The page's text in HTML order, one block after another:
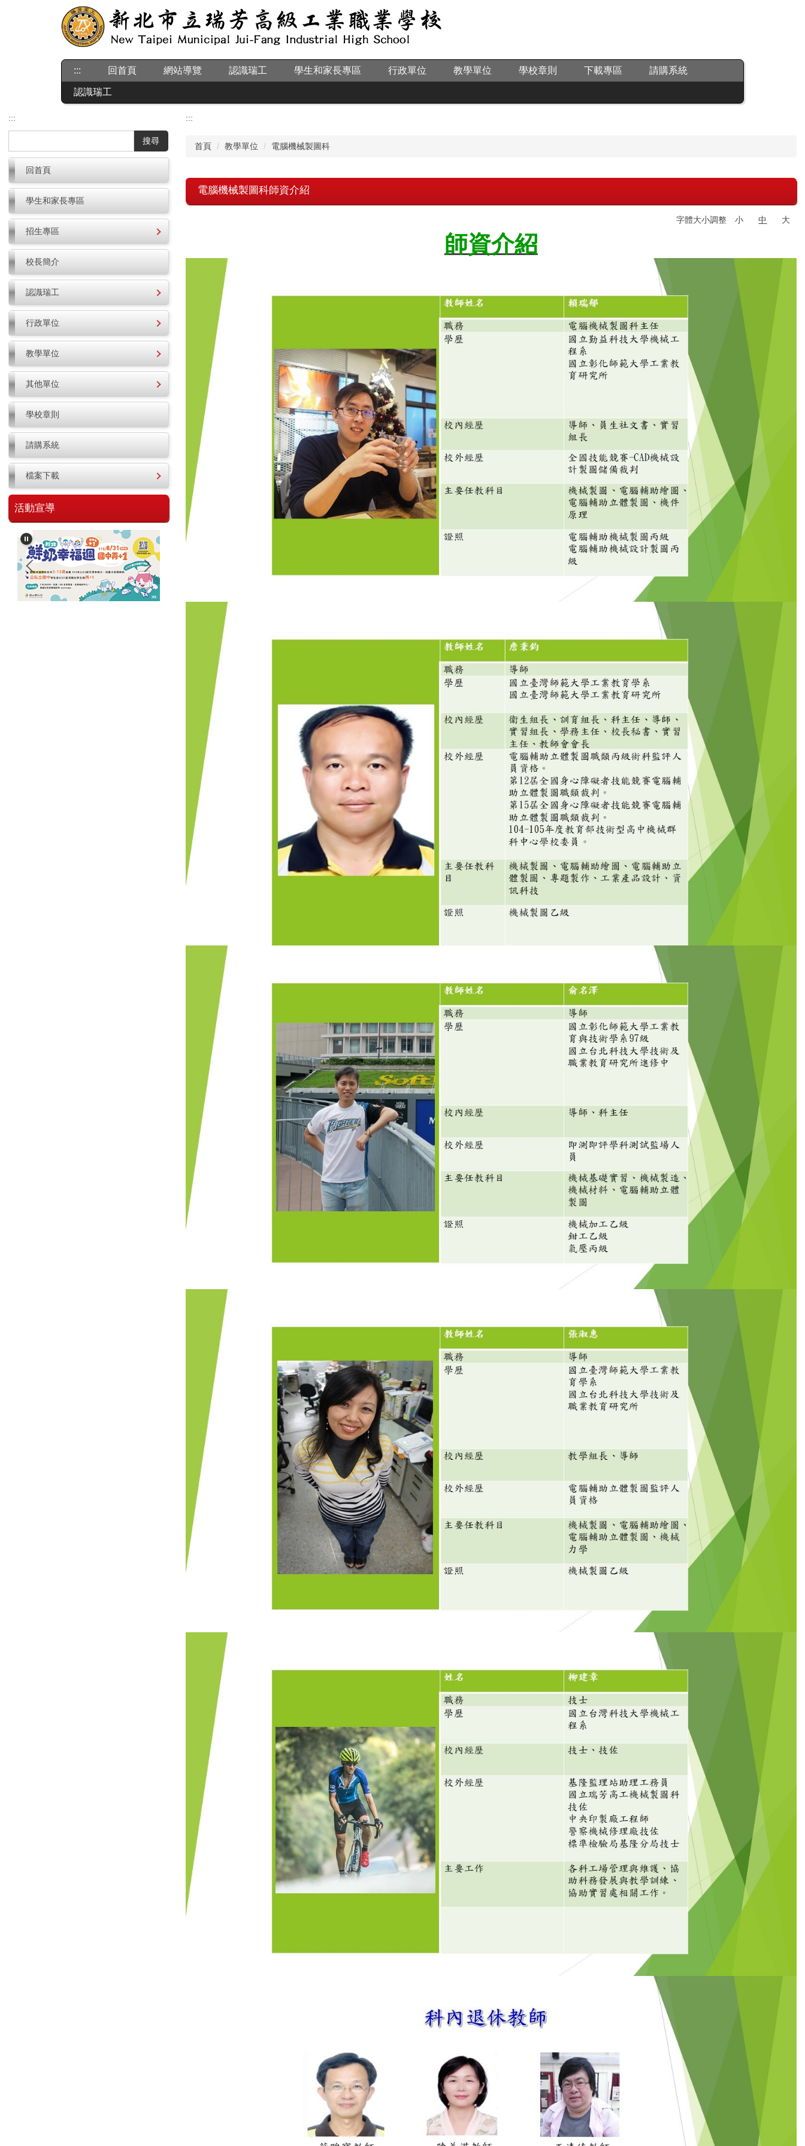
::: 回首頁 網站導覽 認識瑞工 學生和家長專區 行政單位 教學單位 學校章則 下載專區 請購系統
認識瑞工
:::
搜尋
回首頁
學生和家長專區
招生專區
校長簡介
認識瑞工
行政單位
教學單位
其他單位
學校章則
請購系統
檔案下載
活動宣導
:::
首頁 教學單位 電腦機械製圖科
電腦機械製圖科師資介紹
字體大小調整 小 中 大
師資介紹